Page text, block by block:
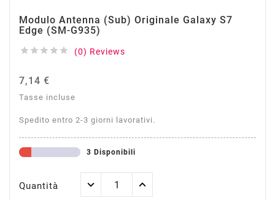
Modulo Antenna (Sub) Originale Galaxy S7
Edge (SM-G935)
     (0) Reviews
7,14 €
Tasse incluse
Spedito entro 2-3 giorni lavorativi.
3 Disponibili
Quantità